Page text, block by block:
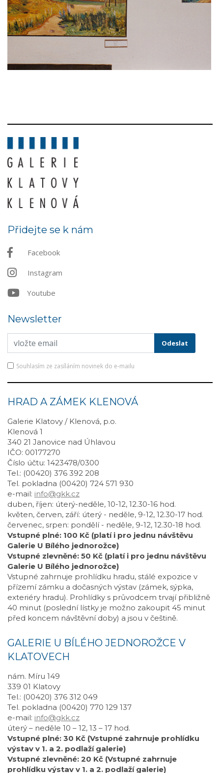
Přidejte se k nám
Facebook
Instagram
Youtube
Newsletter
Souhlasím ze zasíláním novinek do e-mailu
HRAD A ZÁMEK KLENOVÁ
Galerie Klatovy / Klenová, p.o.
Klenová 1
340 21 Janovice nad Úhlavou
IČO: 00177270
Číslo účtu: 1423478/0300
Tel.: (00420) 376 392 208
Tel. pokladna (00420) 724 571 930
e-mail: info@gkk.cz
duben, říjen: úterý-neděle, 10-12, 12.30-16 hod.
květen, červen, září: úterý - neděle, 9-12, 12.30-17 hod.
červenec, srpen: pondělí - neděle, 9-12, 12.30-18 hod.
Vstupné plné: 100 Kč (platí i pro jednu návštěvu
Galerie U Bílého jednorožce)
Vstupné zlevněné: 50 Kč (platí i pro jednu návštěvu
Galerie U Bílého jednorožce)
Vstupné zahrnuje prohlídku hradu, stálé expozice v
přízemí zámku a dočasných výstav (zámek, sýpka,
exteriéry hradu). Prohlídky s průvodcem trvají přibližně
40 minut (poslední lístky je možno zakoupit 45 minut
před koncem návštěvní doby) a jsou v češtině.
GALERIE U BÍLÉHO JEDNOROŽCE V
KLATOVECH
nám. Míru 149
339 01 Klatovy
Tel.: (00420) 376 312 049
Tel. pokladna (00420) 770 129 137
e-mail: info@gkk.cz
úterý – neděle 10 – 12, 13 – 17 hod.
Vstupné plné: 30 Kč (Vstupné zahrnuje prohlídku
výstav v 1. a 2. podlaží galerie)
Vstupné zlevněné: 20 Kč (Vstupné zahrnuje
prohlídku výstav v 1. a 2. podlaží galerie)